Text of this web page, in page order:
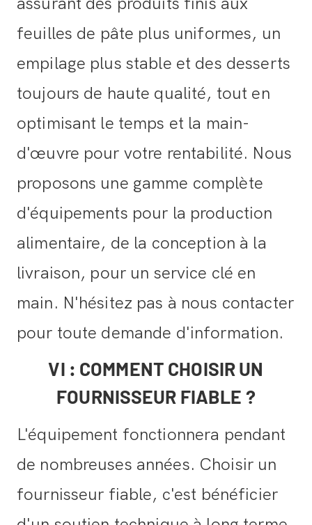
feuilles de pâte plus uniformes, un
empilage plus stable et des desserts
toujours de haute qualité, tout en
optimisant le temps et la main-
d'œuvre pour votre rentabilité. Nous
proposons une gamme complète
d'équipements pour la production
alimentaire, de la conception à la
livraison, pour un service clé en
main. N'hésitez pas à nous contacter
pour toute demande d'information.
VI : COMMENT CHOISIR UN
FOURNISSEUR FIABLE ?
L'équipement fonctionnera pendant
de nombreuses années. Choisir un
fournisseur fiable, c'est bénéficier